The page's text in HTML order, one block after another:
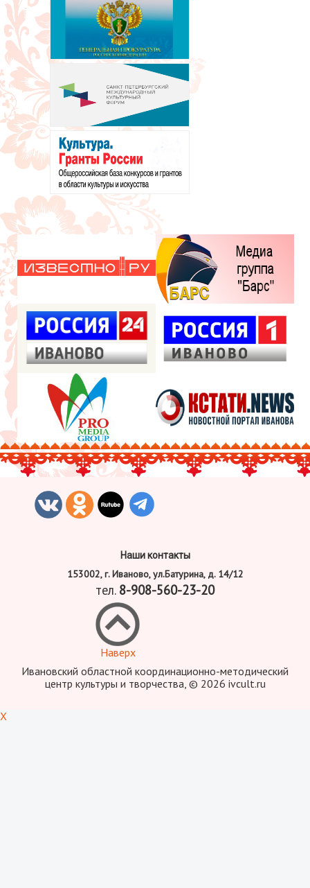
Наши контакты
153002, г. Иваново, ул.Батурина, д. 14/12
тел. 8-908-560-23-20
Наверх
Ивановский областной координационно-методический
центр культуры и творчества, © 2026 ivcult.ru
X